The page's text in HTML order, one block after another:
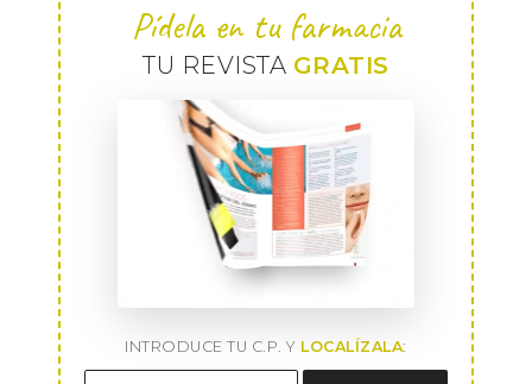
Pídela en tu farmacia
TU REVISTA GRATIS
INTRODUCE TU C.P. Y LOCALÍZALA: